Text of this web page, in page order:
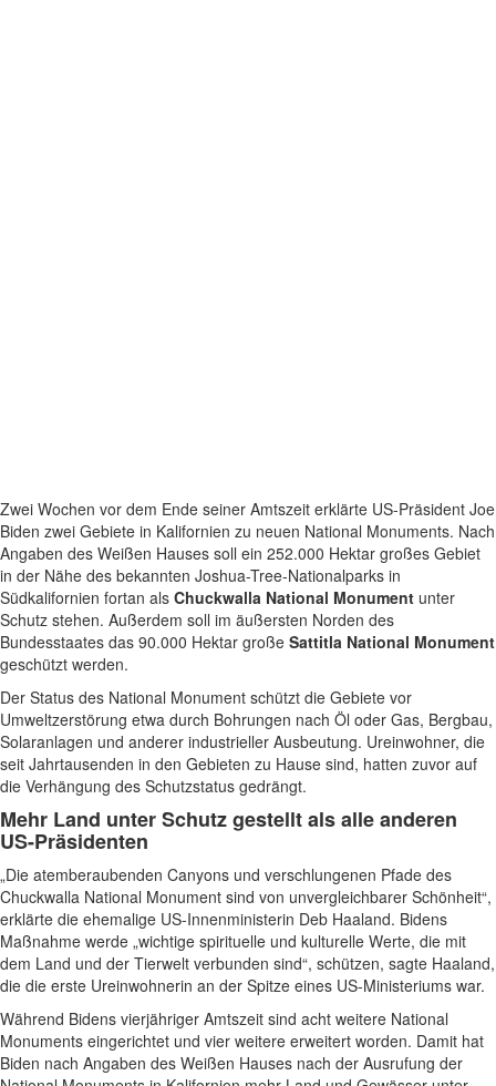
Zwei Wochen vor dem Ende seiner Amtszeit erklärte US-Präsident Joe
Biden zwei Gebiete in Kalifornien zu neuen National Monuments. Nach
Angaben des Weißen Hauses soll ein 252.000 Hektar großes Gebiet
in der Nähe des bekannten Joshua-Tree-Nationalparks in
Südkalifornien fortan als Chuckwalla National Monument unter
Schutz stehen. Außerdem soll im äußersten Norden des
Bundesstaates das 90.000 Hektar große Sattitla National Monument
geschützt werden.
Der Status des National Monument schützt die Gebiete vor
Umweltzerstörung etwa durch Bohrungen nach Öl oder Gas, Bergbau,
Solaranlagen und anderer industrieller Ausbeutung. Ureinwohner, die
seit Jahrtausenden in den Gebieten zu Hause sind, hatten zuvor auf
die Verhängung des Schutzstatus gedrängt.
Mehr Land unter Schutz gestellt als alle anderen
US-Präsidenten
„Die atemberaubenden Canyons und verschlungenen Pfade des
Chuckwalla National Monument sind von unvergleichbarer Schönheit“,
erklärte die ehemalige US-Innenministerin Deb Haaland. Bidens
Maßnahme werde „wichtige spirituelle und kulturelle Werte, die mit
dem Land und der Tierwelt verbunden sind“, schützen, sagte Haaland,
die die erste Ureinwohnerin an der Spitze eines US-Ministeriums war.
Während Bidens vierjähriger Amtszeit sind acht weitere National
Monuments eingerichtet und vier weitere erweitert worden. Damit hat
Biden nach Angaben des Weißen Hauses nach der Ausrufung der